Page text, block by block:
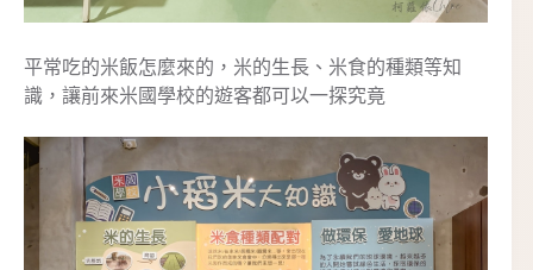
平常吃的米飯怎麼來的，米的生長、米食的種類等知
識，讓前來米國學校的遊客都可以一探究竟